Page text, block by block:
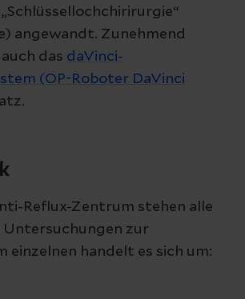
angewandt. Zunehmend
das daVinci-
(OP-Roboter DaVinci
Reflux-Zentrum stehen alle
zur
einzelnen handelt es sich um: